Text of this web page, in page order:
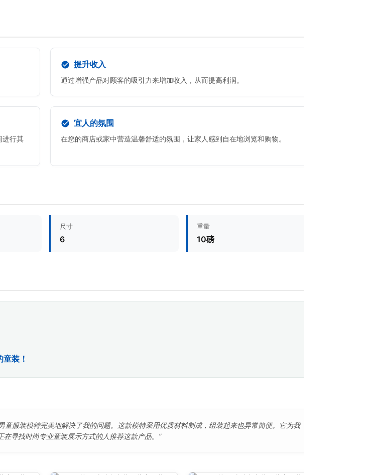
提升收入
通过增强产品对顾客的吸引力来增加收入，从而提高利润。
进行其
宜人的氛围
在您的商店或家中营造温馨舒适的氛围，让家人感到自在地浏览和购物。
尺寸
6
重量
10磅
装！
服装模特完美地解决了我的问题。这款模特采用优质材料制成，组装起来也异常简便。它为我
寻找时尚专业童装展示方式的人推荐这款产品。”